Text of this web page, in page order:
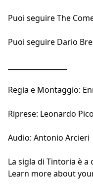
Puoi seguireThe
Puoi seguire Dario
Regia e Montaggio:
Riprese: Leonardo
Audio: Antonio Arcieri
La sigla di Tintoria è a
Learn more about